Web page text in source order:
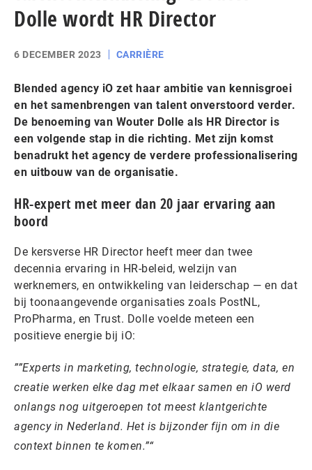
Dolle wordt HR Director
6 DECEMBER 2023 CARRIÈRE
Blended agency iO zet haar ambitie van kennisgroei
en het samenbrengen van talent onverstoord verder.
De benoeming van Wouter Dolle als HR Director is
een volgende stap in die richting. Met zijn komst
benadrukt het agency de verdere professionalisering
en uitbouw van de organisatie.
HR-expert met meer dan 20 jaar ervaring aan
boord
De kersverse HR Director heeft meer dan twee
decennia ervaring in HR-beleid, welzijn van
werknemers, en ontwikkeling van leiderschap — en dat
bij toonaangevende organisaties zoals PostNL,
ProPharma, en Trust. Dolle voelde meteen een
positieve energie bij iO:
”Experts in marketing, technologie, strategie, data, en
creatie werken elke dag met elkaar samen en iO werd
onlangs nog uitgeroepen tot meest klantgerichte
agency in Nederland. Het is bijzonder fijn om in die
context binnen te komen.”